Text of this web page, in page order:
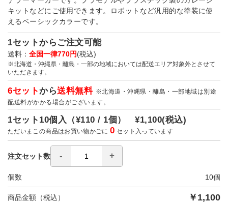
キットなどにご使用できます。ロボットなど汎用的な塗装に使
えるベーシックカラーです。
1セットからご注文可能
送料： 全国一律770円(税込)
※北海道・沖縄県・離島・一部の地域においては配送エリア対象外とさせて
いただきます。
6セットから送料無料 ※北海道・沖縄県・離島・一部地域は別途
配送料がかかる場合がございます。
1セット10個入（¥110 / 1個）¥1,100(税込)
ただいまこの商品はお買い物かごに0 セット入っています
注文セット数
個数 10個
商品金額（税込） ￥ 1,100